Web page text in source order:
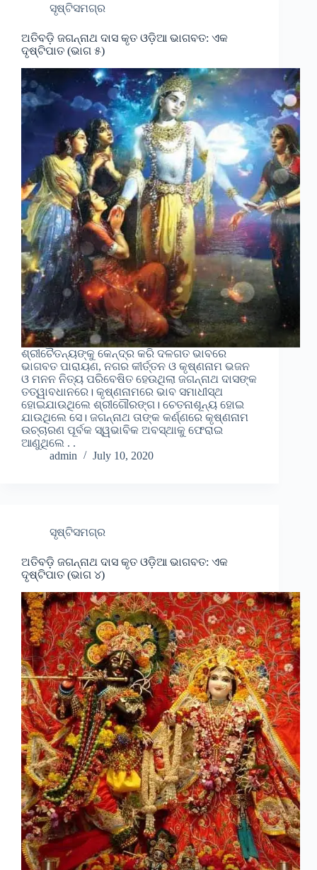
ସୃଷ୍ଟିସମଗ୍ର
ଅତିବଡ଼ି ଜଗନ୍ନାଥ ଦାସ କୃତ ଓଡ଼ିଆ ଭାଗବତ: ଏକ
ଦୃଷ୍ଟିପାତ (ଭାଗ ୫)
ଶ୍ରୀଚୈତନ୍ୟଙ୍କୁ କେନ୍ଦ୍ର କରି ଦଳଗତ ଭାବରେ
ଭାଗବତ ପାରାୟଣ, ନଗର କୀର୍ତ୍ତନ ଓ କୃଷ୍ଣନାମ ଭଜନ
ଓ ମନନ ନିତ୍ୟ ପରିବେଷିତ ହେଉଥିଲା ଜଗନ୍ନାଥ ଦାସଙ୍କ
ତତ୍ୱାବଧାନରେ। କୃଷ୍ଣନାମରେ ଭାବ ସମାଧୀସ୍ଥ
ହୋଇଯାଉଥିଲେ ଶ୍ରୀଗୌରଙ୍ଗ। ଚେତନାଶୂନ୍ୟ ହୋଇ
ଯାଉଥିଲେ ସେ। ଜଗନ୍ନାଥ ତାଙ୍କ କର୍ଣ୍ଣରେ କୃଷ୍ଣନାମ
ଉଚ୍ଚାରଣ ପୂର୍ବକ ସ୍ୱଭାବିକ ଅବସ୍ଥାକୁ ଫେରାଇ
ଆଣୁଥିଲେ . .
admin
July 10, 2020
ସୃଷ୍ଟିସମଗ୍ର
ଅତିବଡ଼ି ଜଗନ୍ନାଥ ଦାସ କୃତ ଓଡ଼ିଆ ଭାଗବତ: ଏକ
ଦୃଷ୍ଟିପାତ (ଭାଗ ୪)